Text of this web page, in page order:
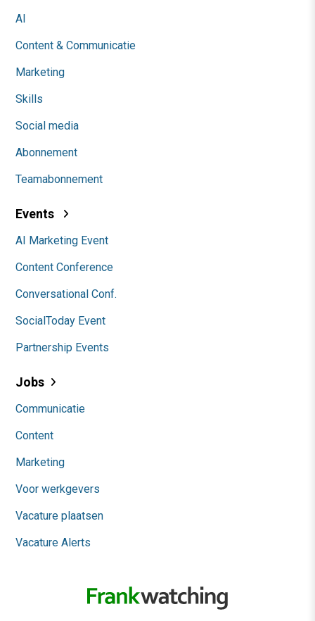
AI
Content & Communicatie
Marketing
Skills
Social media
Abonnement
Teamabonnement
Events
AI Marketing Event
Content Conference
Conversational Conf.
SocialToday Event
Partnership Events
Jobs
Communicatie
Content
Marketing
Voor werkgevers
Vacature plaatsen
Vacature Alerts